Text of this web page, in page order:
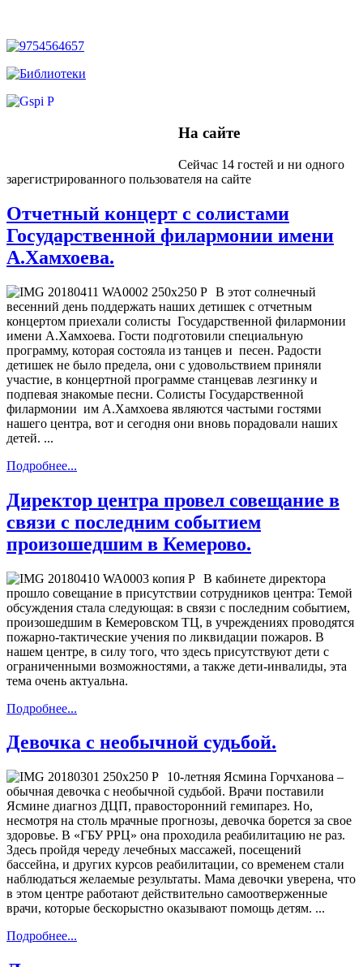
На сайте
Сейчас 14 гостей и ни одного
зарегистрированного пользователя на сайте
Отчетный концерт с солистами
Государственной филармонии имени
А.Хамхоева.
В этот солнечный
весенний день поддержать наших детишек с отчетным
концертом приехали солисты Государственной филармонии
имени А.Хамхоева. Гости подготовили специальную
программу, которая состояла из танцев и песен. Радости
детишек не было предела, они с удовольствием приняли
участие, в концертной программе станцевав лезгинку и
подпевая знакомые песни. Солисты Государственной
филармонии им А.Хамхоева являются частыми гостями
нашего центра, вот и сегодня они вновь порадовали наших
детей. ...
Подробнее...
Директор центра провел совещание в
связи с последним событием
произошедшим в Кемерово.
В кабинете директора
прошло совещание в присутствии сотрудников центра: Темой
обсуждения стала следующая: в связи с последним событием,
произошедшим в Кемеровском ТЦ, в учреждениях проводятся
пожарно-тактические учения по ликвидации пожаров. В
нашем центре, в силу того, что здесь присутствуют дети с
ограниченными возможностями, а также дети-инвалиды, эта
тема очень актуальна.
Подробнее...
Девочка с необычной судьбой.
10-летняя Ясмина Горчханова –
обычная девочка с необычной судьбой. Врачи поставили
Ясмине диагноз ДЦП, правосторонний гемипарез. Но,
несмотря на столь мрачные прогнозы, девочка борется за свое
здоровье. В «ГБУ РРЦ» она проходила реабилитацию не раз.
Здесь пройдя череду лечебных массажей, посещений
бассейна, и других курсов реабилитации, со временем стали
наблюдаться желаемые результаты. Мама девочки уверена, что
в этом центре работают действительно самоотверженные
врачи, которые бескорыстно оказывают помощь детям. ...
Подробнее...